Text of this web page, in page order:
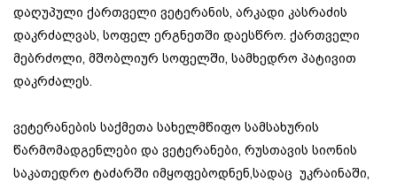
დაღუპული ქართველი ვეტერანის, არკადი კასრაძის
დაკრძალვას, სოფელ ერგნეთში დაესწრო. ქართველი
მებრძოლი, მშობლიურ სოფელში, სამხედრო პატივით
დაკრძალეს.
ვეტერანების საქმეთა სახელმწიფო სამსახურის
წარმომადგენლები და ვეტერანები, რუსთავის სიონის
საკათედრო ტაძარში იმყოფებოდნენ,სადაც უკრაინაში,